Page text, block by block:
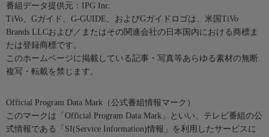
番組データ提供元：IPG Inc.
TiVo、Gガイド、G-GUIDE、およびGガイドロゴは、米国TiVo
Brands LLCおよび／またはその関連会社の日本国内における商標ま
たは登録商標です。
このホームページに掲載している記事・写真等あらゆる素材の無断
複写・転載を禁じます。
Official Program Data Mark（公式番組情報マーク）
このマークは「Official Program Data Mark」といい、テレビ番組の公
式情報である「SI(Service Information)情報」を利用したサービスに